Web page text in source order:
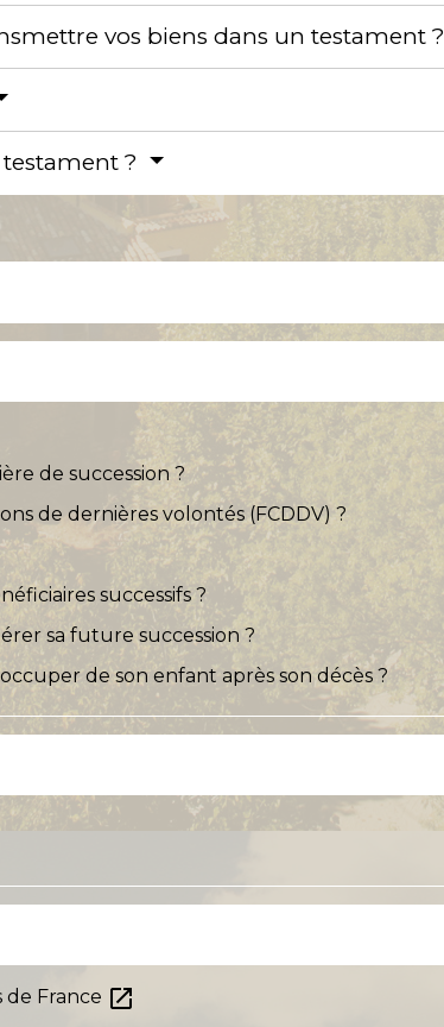
vos biens dans un testament
?
de succession ?
de dernières volontés (FCDDV) ?
successifs ?
sa future succession ?
de son enfant après son décès ?
de France open_in_new